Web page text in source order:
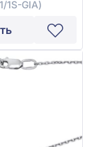
1S-GIA)